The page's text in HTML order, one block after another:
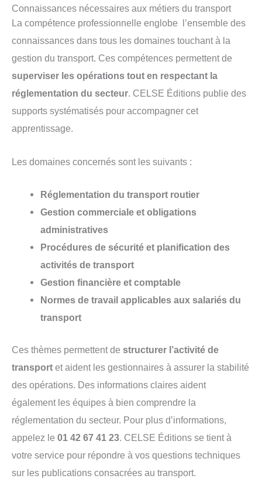
Connaissances nécessaires aux métiers du transport
La compétence professionnelle englobe l’ensemble des
connaissances dans tous les domaines touchant à la
gestion du transport. Ces compétences permettent de
superviser les opérations tout en respectant la
réglementation du secteur. CELSE Éditions publie des
supports systématisés pour accompagner cet
apprentissage.
Les domaines concernés sont les suivants :
Réglementation du transport routier
Gestion commerciale et obligations
administratives
Procédures de sécurité et planification des
activités de transport
Gestion financière et comptable
Normes de travail applicables aux salariés du
transport
Ces thèmes permettent de structurer l’activité de
transport et aident les gestionnaires à assurer la stabilité
des opérations. Des informations claires aident
également les équipes à bien comprendre la
réglementation du secteur. Pour plus d’informations,
appelez le 01 42 67 41 23 . CELSE Éditions se tient à
votre service pour répondre à vos questions techniques
sur les publications consacrées au transport.